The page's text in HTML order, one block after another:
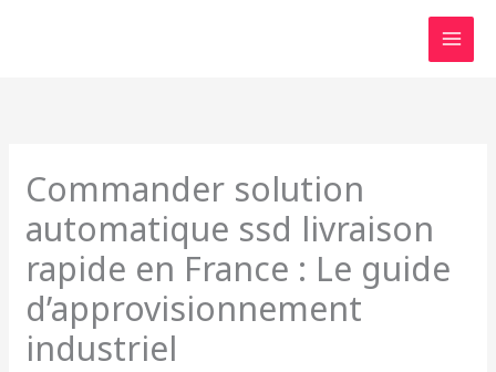
Commander solution
automatique ssd livraison
rapide en France : Le guide
d’approvisionnement
industriel